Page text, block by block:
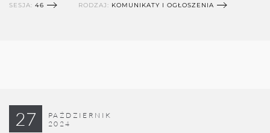
SESJA: 46 RODZAJ: KOMUNIKATY I OGŁOSZENIA
27
PAŹDZIERNIK
2024